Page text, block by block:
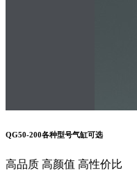
QG50-200各种型号气缸可选
高品质 高颜值 高性价比